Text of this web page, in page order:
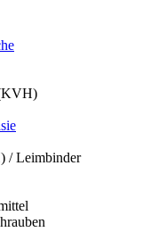
/ Leimbinder